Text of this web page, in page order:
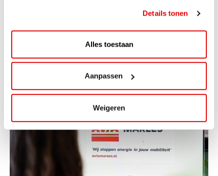
Details tonen
Alles toestaan
Aanpassen
Weigeren
ViaAVIA Super Deal: 20% korting bij
ViaAVIA Super Deal: €25 korting bij ViaLuxury Hotels
Toe aan een ontspannen nachtje...